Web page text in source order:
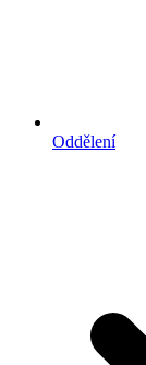
Oddělení